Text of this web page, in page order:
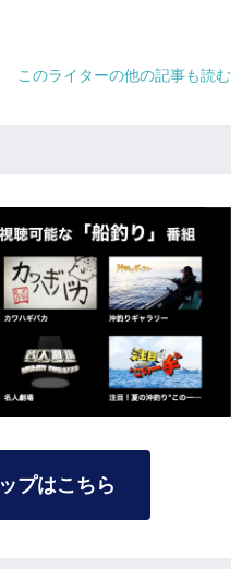
このライターの他の記事も読む
プはこちら